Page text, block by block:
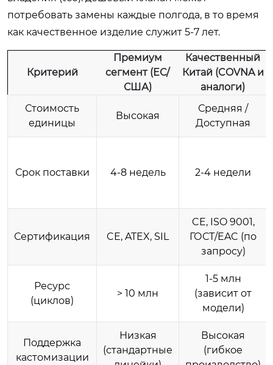
потребовать замены каждые полгода, в то время
как качественное изделие служит 5-7 лет.
Критерий
Премиум
сегмент (ЕС/
США)
Качественный
Китай (COVNA и
аналоги)
Стоимость
единицы
Высокая
Средняя /
Доступная
Срок поставки 4-8 недель 2-4 недели
Сертификация CE, ATEX, SIL
CE, ISO 9001,
ГОСТ/EAC (по
запросу)
Ресурс
(циклов)
> 10 млн
1-5 млн
(зависит от
модели)
Поддержка
кастомизации
Низкая
(стандартные
Высокая
(гибкое